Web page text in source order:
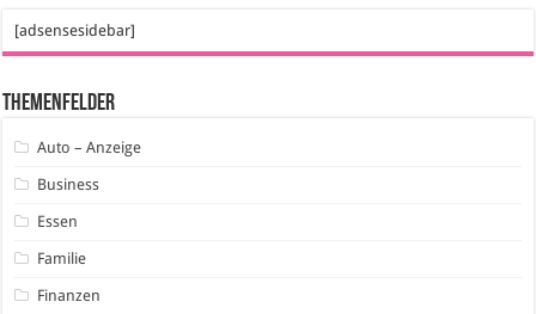
[adsensesidebar]
Themenfelder
Auto – Anzeige
Business
Essen
Familie
Finanzen